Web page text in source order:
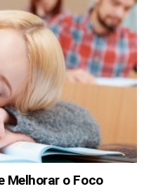
Melhorar o Foco